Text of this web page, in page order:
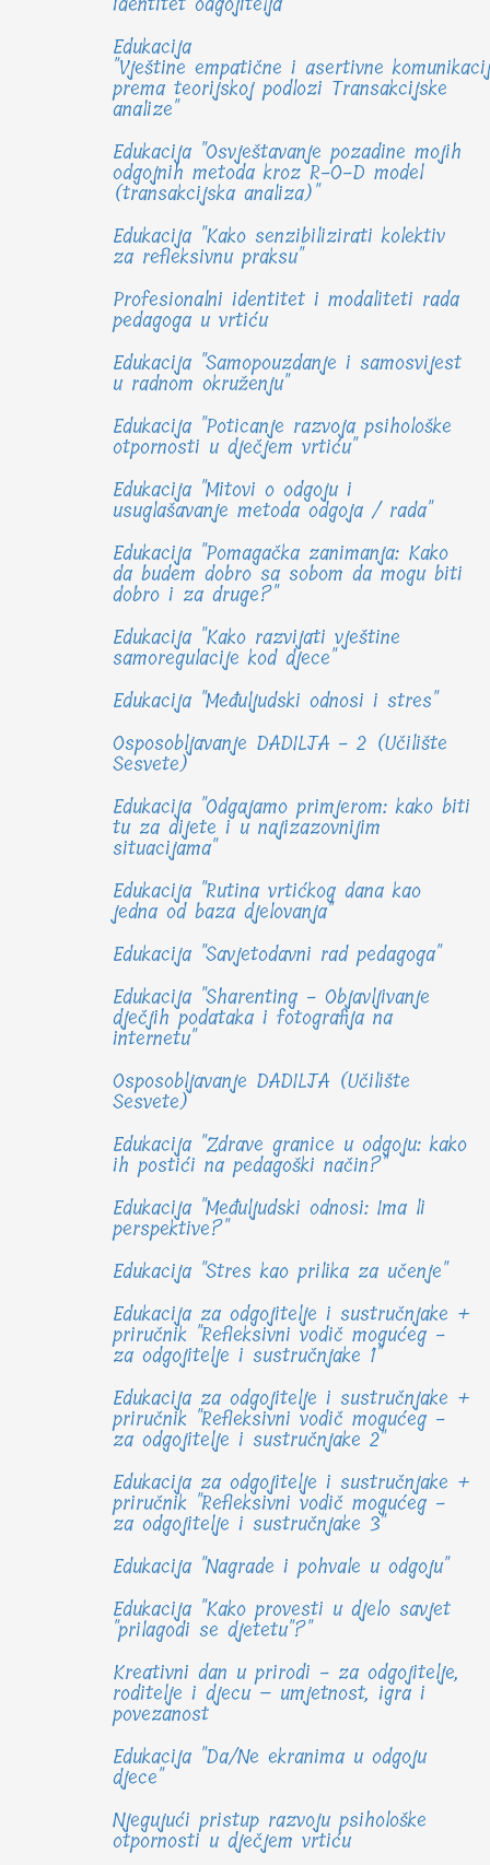
Edukacija
"Vještine empatične i asertivne
prema teorijskoj podlozi Transakcijske
analize"
Edukacija "Osvještavanje pozadine mojih
odgojnih metoda kroz R-O-D model
(transakcijska analiza)"
Edukacija "Kako senzibilizirati kolektiv
za refleksivnu praksu"
Profesionalni identitet i modaliteti rada
pedagoga u vrtiću
Edukacija "Samopouzdanje i samosvijest
u radnom okruženju"
Edukacija "Poticanje razvoja psihološke
otpornosti u dječjem vrtiću"
Edukacija "Mitovi o odgoju i
usuglašavanje metoda odgoja / rada"
Edukacija "Pomagačka zanimanja: Kako
da budem dobro sa sobom da mogu biti
dobro i za druge?"
Edukacija "Kako razvijati vještine
samoregulacije kod djece"
Edukacija "Međuljudski odnosi i stres"
Osposobljavanje DADILJA - 2 (Učilište
Sesvete)
Edukacija "Odgajamo primjerom: kako biti
tu za dijete i u najizazovnijim
situacijama"
Edukacija "Rutina vrtićkog dana kao
jedna od baza djelovanja"
Edukacija "Savjetodavni rad pedagoga"
Edukacija "Sharenting - Objavljivanje
dječjih podataka i fotografija na
internetu"
Osposobljavanje DADILJA (Učilište
Sesvete)
Edukacija "Zdrave granice u odgoju: kako
ih postići na pedagoški način?"
Edukacija "Međuljudski odnosi: Ima li
perspektive?"
Edukacija "Stres kao prilika za učenje"
Edukacija za odgojitelje i sustručnjake +
priručnik "Refleksivni vodič mogućeg -
za odgojitelje i sustručnjake 1"
Edukacija za odgojitelje i sustručnjake +
priručnik "Refleksivni vodič mogućeg -
za odgojitelje i sustručnjake 2"
Edukacija za odgojitelje i sustručnjake +
priručnik "Refleksivni vodič mogućeg -
za odgojitelje i sustručnjake 3"
Edukacija "Nagrade i pohvale u odgoju"
Edukacija "Kako provesti u djelo savjet
"prilagodi se djetetu"?"
Kreativni dan u prirodi - za odgojitelje,
roditelje i djecu – umjetnost, igra i
povezanost
Edukacija "Da/Ne ekranima u odgoju
djece"
Njegujući pristup razvoju psihološke
otpornosti u dječjem vrtiću